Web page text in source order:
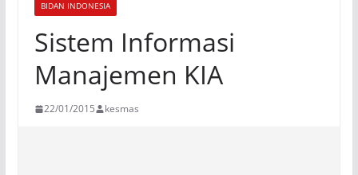
BIDAN INDONESIA
Sistem Informasi
Manajemen KIA
22/01/2015 kesmas